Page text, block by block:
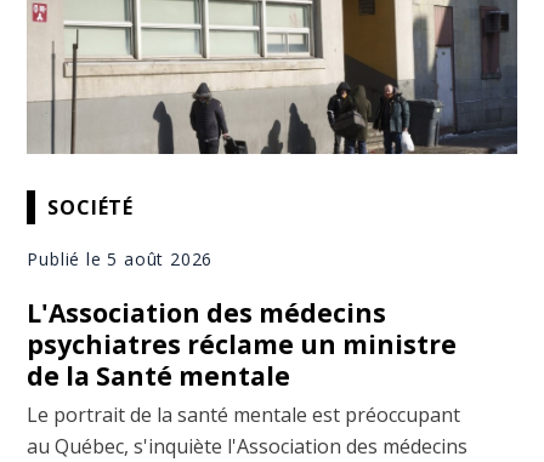
SOCIÉTÉ
Publié le 5 août 2026
L'Association des médecins
psychiatres réclame un ministre
de la Santé mentale
Le portrait de la santé mentale est préoccupant
au Québec, s'inquiète l'Association des médecins